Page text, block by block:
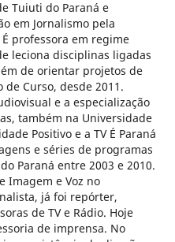
Tuiuti do Paraná e
em Jornalismo pela
professora em regime
leciona disciplinas ligadas
de orientar projetos de
Curso, desde 2011.
e a especialização
também na Universidade
Positivo e a TV É Paraná
e séries de programas
Paraná entre 2003 e 2010.
Imagem e Voz no
já foi repórter,
de TV e Rádio. Hoje
de imprensa. No